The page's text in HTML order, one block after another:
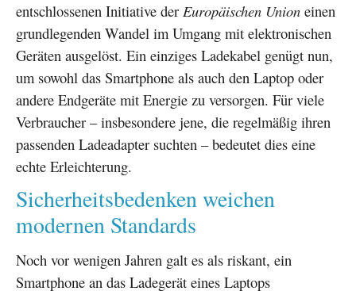
entschlossenen Initiative der Europäischen Union einen
grundlegenden Wandel im Umgang mit elektronischen
Geräten ausgelöst. Ein einziges Ladekabel genügt nun,
um sowohl das Smartphone als auch den Laptop oder
andere Endgeräte mit Energie zu versorgen. Für viele
Verbraucher – insbesondere jene, die regelmäßig ihren
passenden Ladeadapter suchten – bedeutet dies eine
echte Erleichterung.
Sicherheitsbedenken weichen
modernen Standards
Noch vor wenigen Jahren galt es als riskant, ein
Smartphone an das Ladegerät eines Laptops